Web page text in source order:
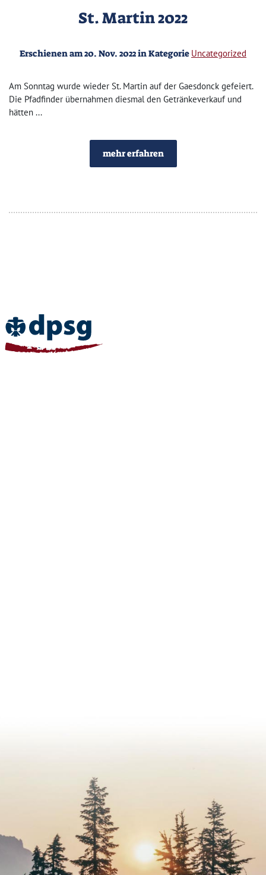
St. Martin 2022
Erschienen am 20. Nov. 2022 in Kategorie Uncategorized
Am Sonntag wurde wieder St. Martin auf der Gaesdonck gefeiert.
Die Pfadfinder übernahmen diesmal den Getränkeverkauf und
hätten ...
mehr erfahren